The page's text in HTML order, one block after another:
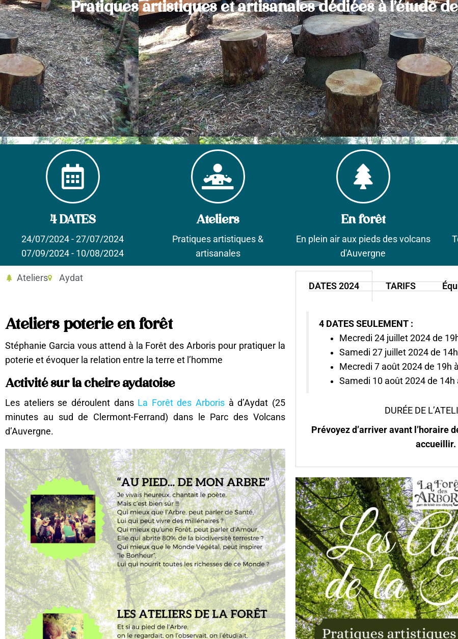
Pratiques artistiques et artisanales dédiées à l'étude
4 DATES
24/07/2024 - 27/07/2024
07/09/2024 - 10/08/2024
Ateliers
Pratiques artistiques &
artisanales
En forêt
En plein air aux pieds des volcans
d'Auvergne
Ateliers Aydat
Ateliers poterie en forêt
Stéphanie Garcia vous attend à la Forêt des Arboris pour pratiquer la
poterie et évoquer la relation entre la terre et l’homme
Activité sur la cheire aydatoise
Les ateliers se déroulent dans La Forêt des Arboris à d’Aydat (25
minutes au sud de Clermont-Ferrand) dans le Parc des Volcans
d’Auvergne.
DATES 2024 TARIFS
4 DATES SEULEMENT :
Mecredi 24 juillet 2024 de
Samedi 27 juillet 2024 de
Mecredi 7 août 2024 de 19h
Samedi 10 août 2024 de 14h
DURÉE DE
Prévoyez d’arriver avant l’horaire
accueillir.